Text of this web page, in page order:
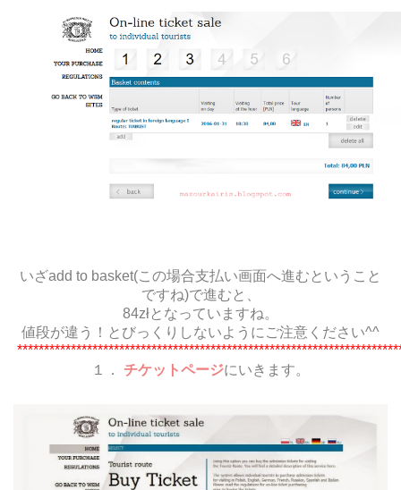
いざadd to basket(この場合支払い画面へ進むということ
ですね)で進むと、
84złとなっていますね。
値段が違う！とびっくりしないようにご注意ください^^
１． チケットページにいきます。